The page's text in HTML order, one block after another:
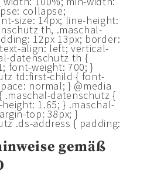
collapse;
size: 14px; line-height:
th, .maschal-
12px 13px; border:
align: left; vertical-
datenschutz th {
font-weight: 700; }
td:first-child { font-
normal; } @media
.maschal-datenschutz {
1.65; } .maschal-
top: 38px; }
.ds-address { padding:
gemäß